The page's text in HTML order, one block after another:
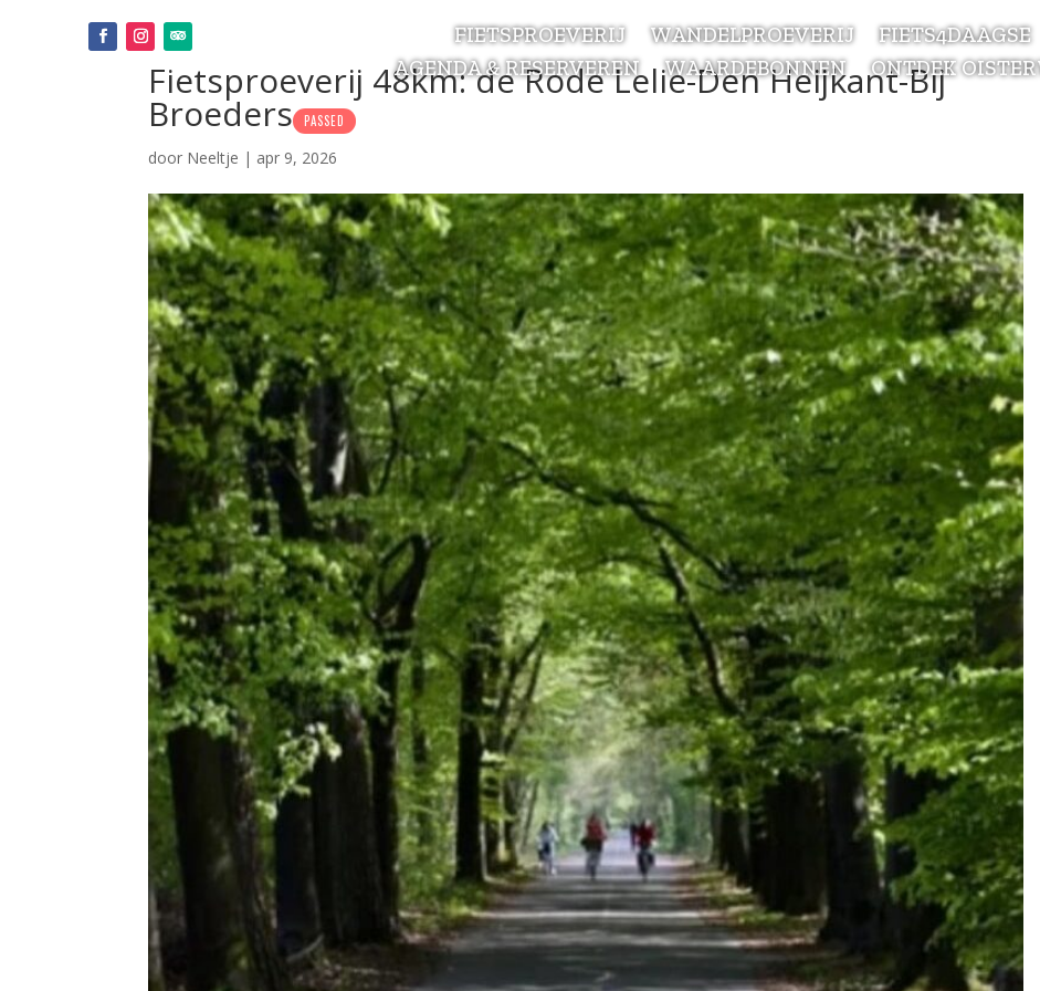
FIETSPROEVERIJ WANDELPROEVERIJ
FIETS4DAAGSE
AGENDA & RESERVEREN
WAARDEBONNEN ONTDEK
Fietsproeverij 48km: de Rode Lelie-Den Heijkant-Bij
Broeders PASSED
door Neeltje | apr 9, 2026